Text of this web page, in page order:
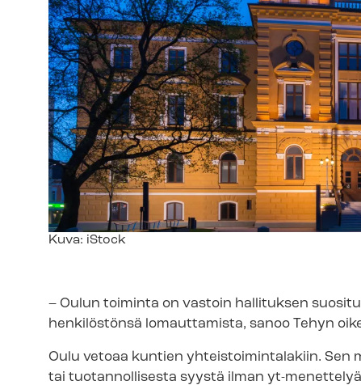
Kuvateksti
Kuva: iStock
– Oulun toiminta on vastoin hallituksen
henkilöstönsä lomauttamista, sanoo Tehyn
Oulu vetoaa kuntien yh­teis­toi­min­ta­la­kiin. Sen
tai tuotannollisesta syystä ilman yt-